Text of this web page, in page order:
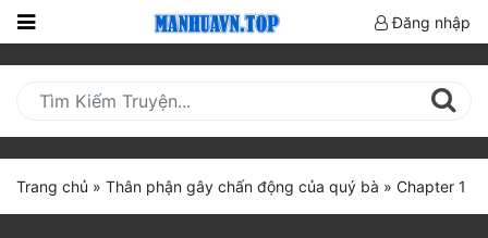
Nhật
(current)
Đăng nhập
Trang chủ » Thân phận gây chấn động của quý bà » Chapter 1